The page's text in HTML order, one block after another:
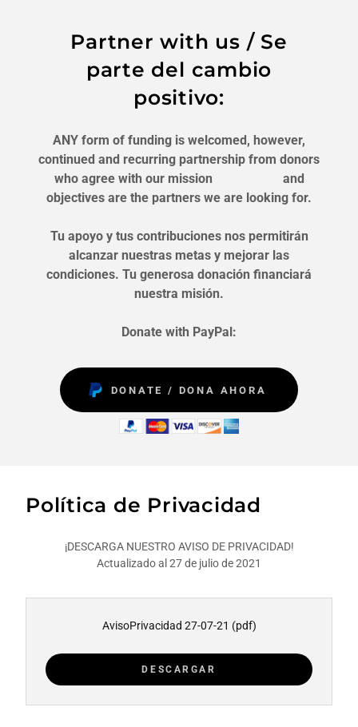
Partner with us / Se
parte del cambio
positivo:
ANY form of funding is welcomed, however,
continued and recurring partnership from donors
who agree with our mission and
objectives are the partners we are looking for.
Tu apoyo y tus contribuciones nos permitirán
alcanzar nuestras metas y mejorar las
condiciones. Tu generosa donación financiará
nuestra misión.
Donate with PayPal:
DONATE / DONA AHORA
Política de Privacidad
¡DESCARGA NUESTRO AVISO DE PRIVACIDAD!
Actualizado al 27 de julio de 2021
AvisoPrivacidad 27-07-21 (pdf)
DESCARGAR